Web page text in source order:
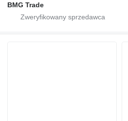
BMG Trade